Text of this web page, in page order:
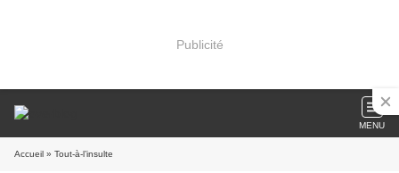
Publicité
MENU
Accueil » Tout-à-l’insulte